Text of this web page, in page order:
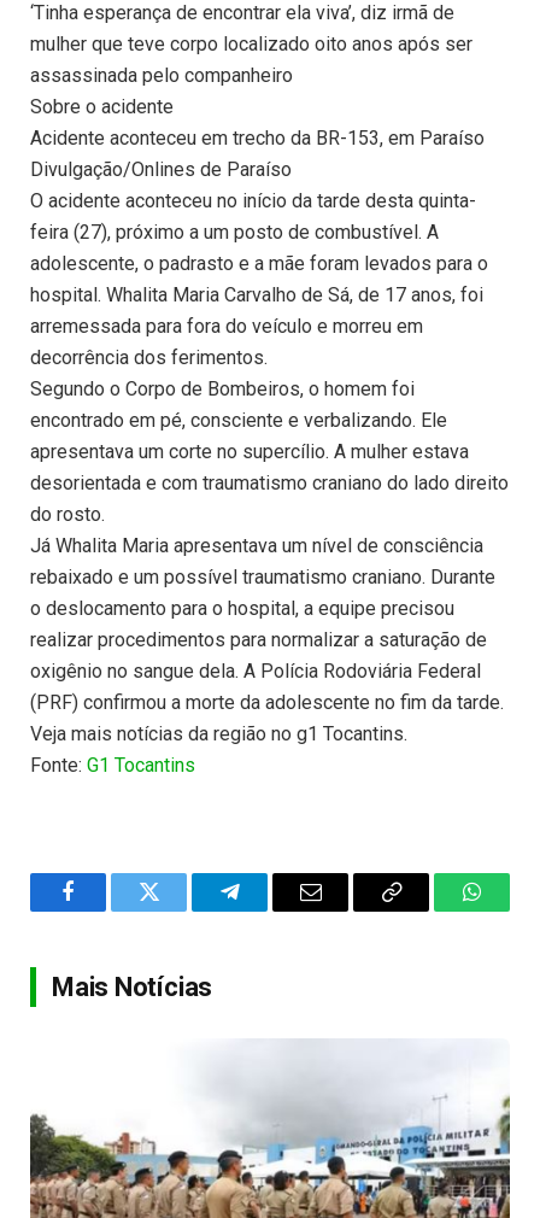
‘Tinha esperança de encontrar ela viva’, diz irmã de
mulher que teve corpo localizado oito anos após ser
assassinada pelo companheiro
Sobre o acidente
Acidente aconteceu em trecho da BR-153, em Paraíso
Divulgação/Onlines de Paraíso
O acidente aconteceu no início da tarde desta quinta-
feira (27), próximo a um posto de combustível. A
adolescente, o padrasto e a mãe foram levados para o
hospital. Whalita Maria Carvalho de Sá, de 17 anos, foi
arremessada para fora do veículo e morreu em
decorrência dos ferimentos.
Segundo o Corpo de Bombeiros, o homem foi
encontrado em pé, consciente e verbalizando. Ele
apresentava um corte no supercílio. A mulher estava
desorientada e com traumatismo craniano do lado direito
do rosto.
Já Whalita Maria apresentava um nível de consciência
rebaixado e um possível traumatismo craniano. Durante
o deslocamento para o hospital, a equipe precisou
realizar procedimentos para normalizar a saturação de
oxigênio no sangue dela. A Polícia Rodoviária Federal
(PRF) confirmou a morte da adolescente no fim da tarde.
Veja mais notícias da região no g1 Tocantins.
Fonte: G1 Tocantins
FacebookTwitter TelegramEmail
Copy
Mais Notícias